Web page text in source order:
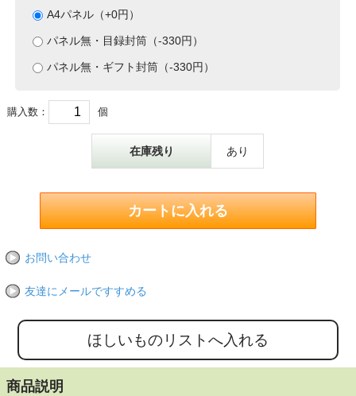
A4パネル（+0円）
パネル無・目録封筒（-330円）
パネル無・ギフト封筒（-330円）
購入数： 個
在庫残り あり
お問い合わせ
友達にメールですすめる
商品説明